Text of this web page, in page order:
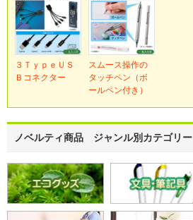
３ＴｙｐｅＵＳ
Ｂコネクター
スムース操作の
タッチペン（ボ
ールペン付き）
ノベルティ商品 ジャンル別カテゴリー